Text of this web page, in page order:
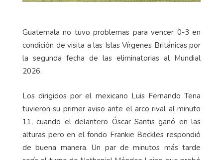
Guatemala no tuvo problemas para vencer 0-3 en
condición de visita a las Islas Vírgenes Británicas por
la segunda fecha de las eliminatorias al Mundial
2026.
Los dirigidos por el mexicano Luis Fernando Tena
tuvieron su primer aviso ante el arco rival al minuto
11, cuando el delantero Óscar Santis ganó en las
alturas pero en el fondo Frankie Beckles respondió
de buena manera. Un par de minutos más tarde